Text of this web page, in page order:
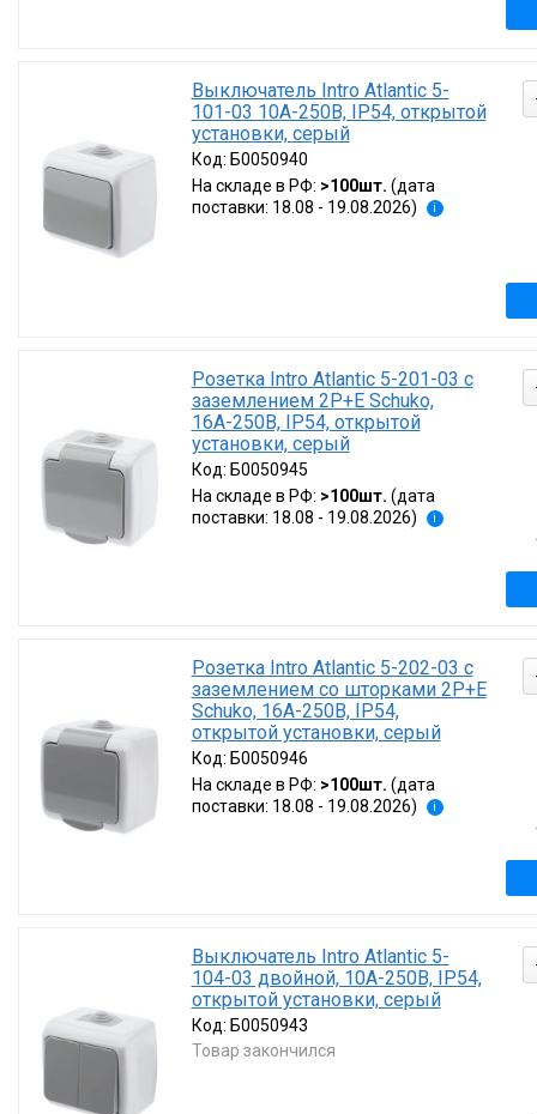
Выключатель Intro Atlantic 5-
101-03 10А-250В, IP54, открытой
установки, серый
Код: Б0050940
На складе в РФ: >100шт. (дата
поставки: 18.08 - 19.08.2026)
i
Розетка Intro Atlantic 5-201-03 с
заземлением 2P+E Schuko,
16А-250В, IP54, открытой
установки, серый
Код: Б0050945
На складе в РФ: >100шт. (дата
поставки: 18.08 - 19.08.2026)
i
Розетка Intro Atlantic 5-202-03 с
заземлением со шторками 2P+E
Schuko, 16А-250В, IP54,
открытой установки, серый
Код: Б0050946
На складе в РФ: >100шт. (дата
поставки: 18.08 - 19.08.2026)
i
Выключатель Intro Atlantic 5-
104-03 двойной, 10А-250В, IP54,
открытой установки, серый
Код: Б0050943
Товар закончился